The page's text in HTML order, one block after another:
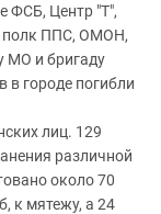
ФСБ, Центр "Т",
полк ППС, ОМОН,
МО и бригаду
в городе погибли
лиц. 129
различной
около 70
к мятежу, а 24